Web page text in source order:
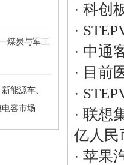
· 科创
·
· 中通
· 目前
·
· 联想
亿人民
· 苹果
煤炭与军工
能源车、
容市场